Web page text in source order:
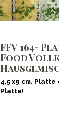
FFV 164-
Food
4,5 x9 cm. Platte
Platte!